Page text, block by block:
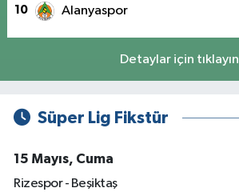
10 Alanyaspor
Detaylar için tıklayın
Süper Lig Fikstür
15 Mayıs, Cuma
Rizespor - Beşiktaş